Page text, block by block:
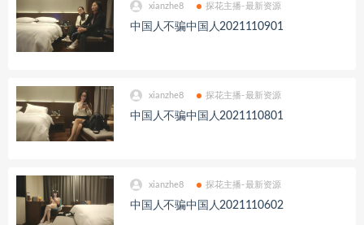
xianzhe8 探花主播-最新资源
中国人不骗中国人2021110901
xianzhe8 探花主播-最新资源
中国人不骗中国人2021110801
xianzhe8 探花主播-最新资源
中国人不骗中国人2021110602